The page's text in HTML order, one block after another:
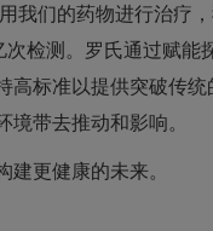
我们的药物进行治疗
检测。罗氏通过赋能
高标准以提供突破传统
境带去推动和影响。
更健康的未来。